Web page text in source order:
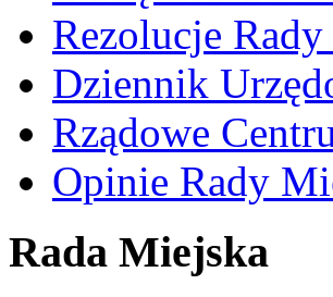
Rezolucje
Dziennik
Rządowe
Opinie Rady
Rada Miejska